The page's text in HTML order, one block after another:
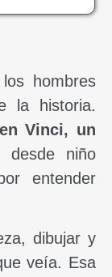
hombres
la historia.
Vinci, un
niño
entender
dibujar y
veía. Esa